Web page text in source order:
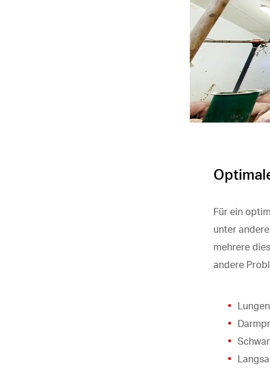
Für ein
unter
mehrere
andere